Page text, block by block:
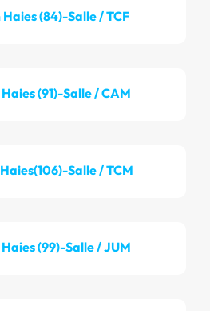
(84)-Salle / TCF
(91)-Salle / CAM
Salle / TCM
(99)-Salle / JUM